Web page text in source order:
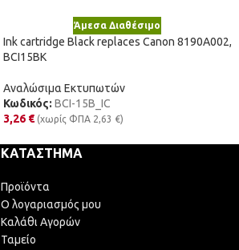
Άμεσα Διαθέσιμο
Ink cartridge Black replaces Canon 8190A002,
BCI15BK
Αναλώσιμα Εκτυπωτών
Κωδικός: BCI-15B_IC
3,26 € (χωρίς ΦΠΑ 2,63 €)
ΚΑΤΆΣΤΗΜΑ
Προϊόντα
Ο λογαριασμός μου
Καλάθι Αγορών
Ταμείο